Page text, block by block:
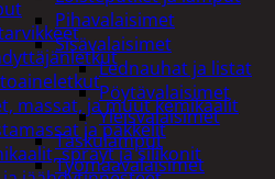
Pihavalaisimet
Sisävalaisimet
Lednauhat ja listat
Pöytävalaisimet
Yleisvalaisimet
Taskulamput
Työmaavalaisimet
massat, ja muut kemikaalit
ja pakkelit
sprayt ja silikonit